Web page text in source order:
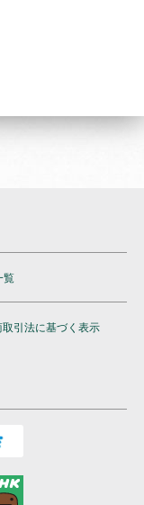
覧
取引法に基づく表示